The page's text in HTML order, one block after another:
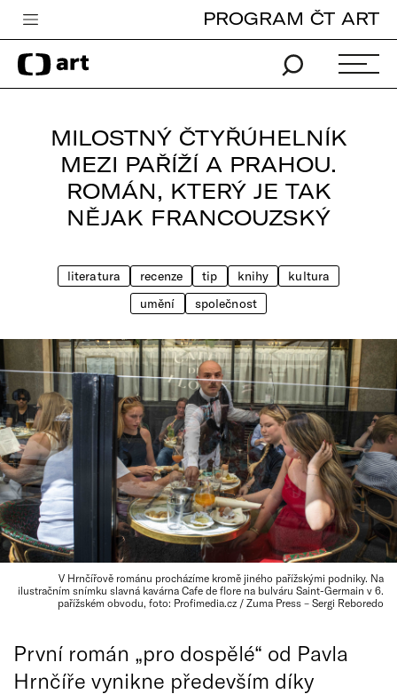
Česká televize
Zpravodajství
iVysílání
TV program
PROGRAM ČT ART
MILOSTNÝ ČTYŘÚHELNÍK
MEZI PAŘÍŽÍ A PRAHOU.
ROMÁN, KTERÝ JE TAK
NĚJAK FRANCOUZSKÝ
literatura recenze tip knihy
kultura
umění
společnost
V Hrnčířově románu procházíme kromě jiného pařížskými podniky. Na
ilustračním snímku slavná kavárna Cafe de flore na bulváru Saint-Germain v 6.
pařížském obvodu, foto: Profimedia.cz / Zuma Press – Sergi Reboredo
První román „pro dospělé“ od Pavla
Hrnčíře vynikne především díky